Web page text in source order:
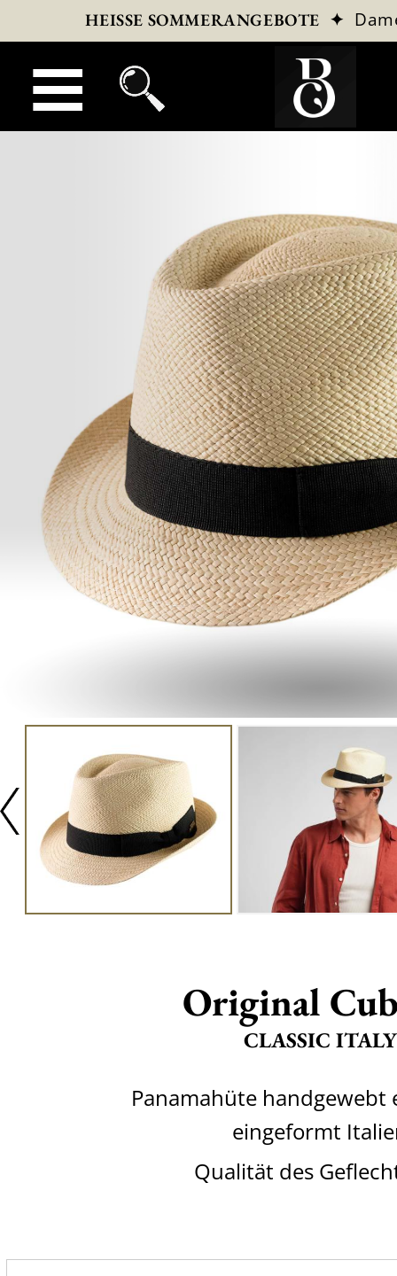
HEISSE SOMMERANGEBOTE ✦
Original
CLASSIC ITALY
Panamahüte handgewebt
eingeformt
Qualität des